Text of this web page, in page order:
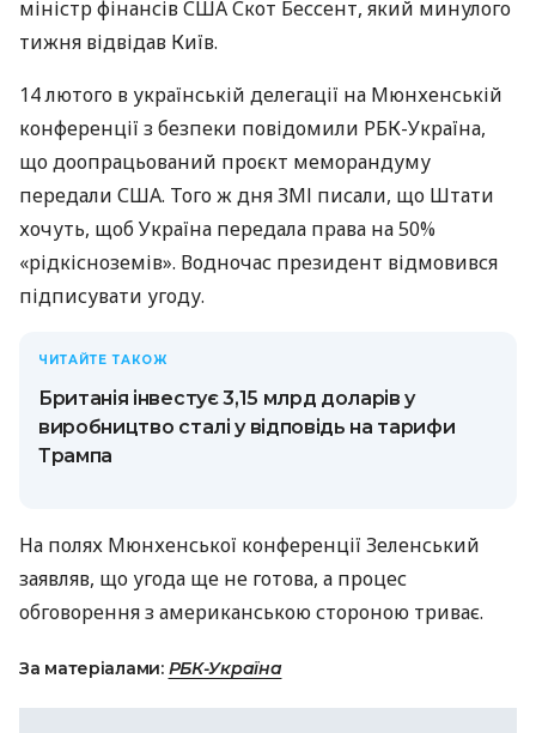
міністр фінансів США Скот Бессент, який минулого
тижня відвідав Київ.
14 лютого в українській делегації на Мюнхенській
конференції з безпеки повідомили РБК-Україна,
що доопрацьований проєкт меморандуму
передали США. Того ж дня ЗМІ писали, що Штати
хочуть, щоб Україна передала права на 50%
«рідкісноземів». Водночас президент відмовився
підписувати угоду.
ЧИТАЙТЕ ТАКОЖ
Британія інвестує 3,15 млрд доларів у
виробництво сталі у відповідь на тарифи
Трампа
На полях Мюнхенської конференції Зеленський
заявляв, що угода ще не готова, а процес
обговорення з американською стороною триває.
За матеріалами: РБК-Україна